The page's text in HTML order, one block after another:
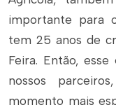
importante para
tem 25 anos de
Feira. Então,
nossos
momento mais